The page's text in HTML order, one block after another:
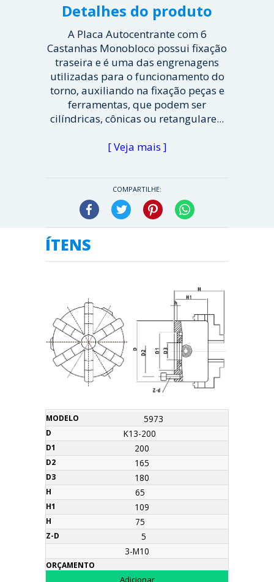
Detalhes do produto
A Placa Autocentrante com 6
Castanhas Monobloco possui fixação
traseira e é uma das engrenagens
utilizadas para o funcionamento do
torno, auxiliando na fixação peças e
ferramentas, que podem ser
cilíndricas, cônicas ou retangulare...
[ Veja mais ]
COMPARTILHE:
Facebook Twitter Pinterest
ÍTENS
CódigoModelo hz-
d
Orçamento
5973
K13-200
200
165
180
65
109
75
5
3-M10